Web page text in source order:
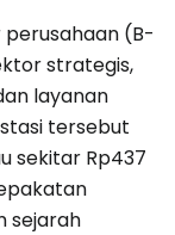
(B-
strategis,
layanan
tersebut
sekitar Rp437
sejarah